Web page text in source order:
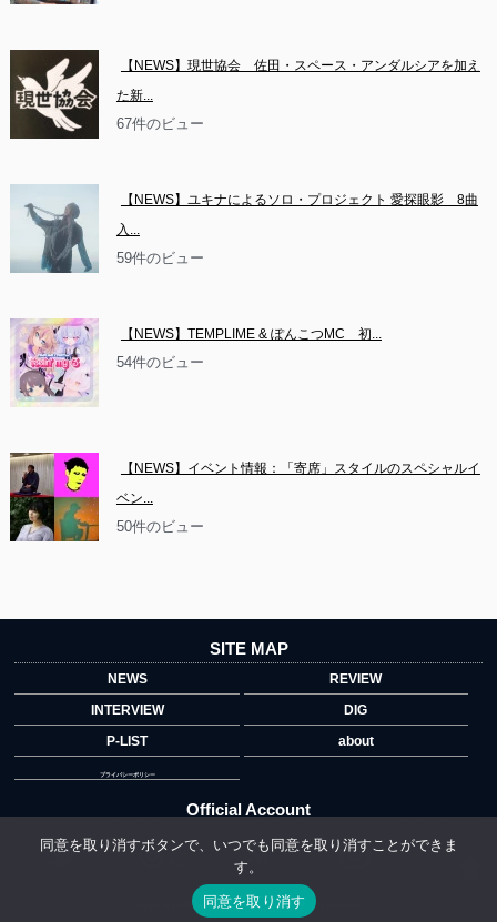
【NEWS】現世協会　佐田・スペース・アンダルシアを加え
た新...
67件のビュー
【NEWS】ユキナによるソロ・プロジェクト 愛探眼影　8曲
入...
59件のビュー
【NEWS】TEMPLIME & ぽんこつMC　初...
54件のビュー
【NEWS】イベント情報：「寄席」スタイルのスペシャルイ
ベン...
50件のビュー
SITE MAP
NEWS
REVIEW
INTERVIEW
DIG
P-LIST
about
プライバシーポリシー
Official Account
Copyright © 2014 copyrights.indiegrab.jp All Rights Reserved.
同意を取り消すボタンで、いつでも同意を取り消すことができま
す。
同意を取り消す